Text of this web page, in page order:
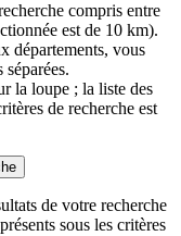
compris entre
est de 10 km).
départements, vous
la loupe ; la liste des
de recherche est
de votre recherche
sous les critères